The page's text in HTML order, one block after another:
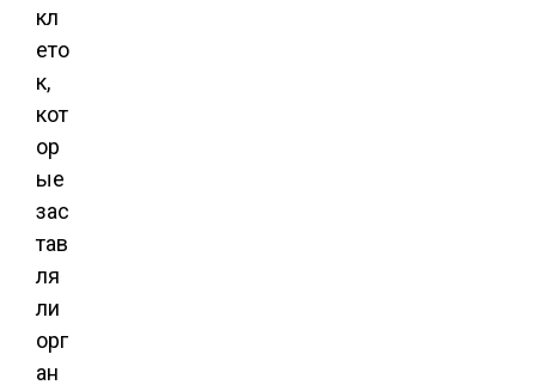
кл
ето
к,
кот
ор
ые
зас
тав
ля
ли
орг
ан